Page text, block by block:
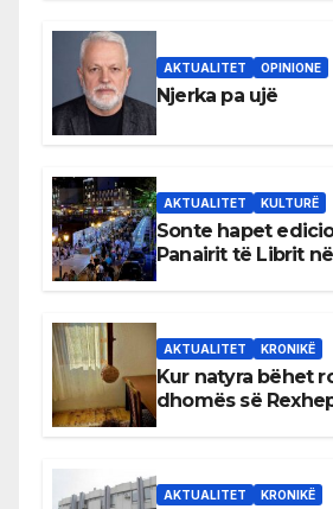
AKTUALITET OPINIONE
Njerka pa ujë
AKTUALITET KULTURË
Sonte hapet
Panairit të Librit
AKTUALITET KRONIKË
Kur natyra bëhet
dhomës së
AKTUALITET KRONIKË